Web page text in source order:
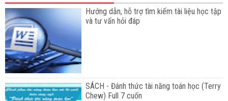
Hướng dẫn, hỗ trợ tìm kiếm tài liệu học tập
và tư vấn hỏi đáp
SÁCH - Đánh thức tài năng toán học (Terry
Chew) Full 7 cuốn